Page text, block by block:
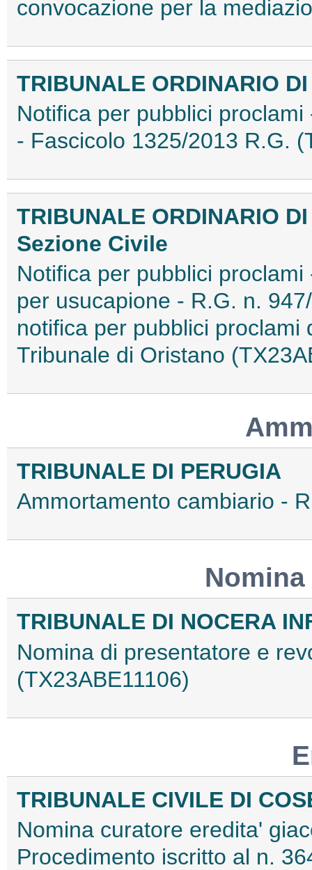
convocazione per la
TRIBUNALE ORDINARIO
Notifica per pubblici
- Fascicolo 1325/2013 R.G.
TRIBUNALE ORDINARIO
Sezione Civile
Notifica per pubblici
per usucapione - R.G. n.
notifica per pubblici
Tribunale di Oristano
TRIBUNALE DI PERUGIA
Ammortamento cambiario -
TRIBUNALE DI NOCERA
Nomina di presentatore e
(TX23ABE11106)
TRIBUNALE CIVILE DI
Nomina curatore eredita'
Procedimento iscritto al n.